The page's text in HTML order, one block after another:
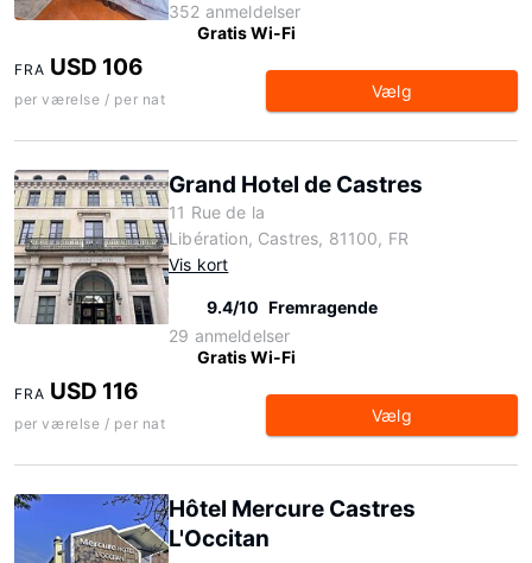
352 anmeldelser
Gratis Wi-Fi
FRA USD 106
per værelse / per nat Vælg
Grand Hotel de Castres
11 Rue de la
Libération, Castres, 81100, FR
Vis kort
9.4/10 Fremragende
29 anmeldelser
Gratis Wi-Fi
FRA USD 116
per værelse / per nat Vælg
Hôtel Mercure Castres
L'Occitan